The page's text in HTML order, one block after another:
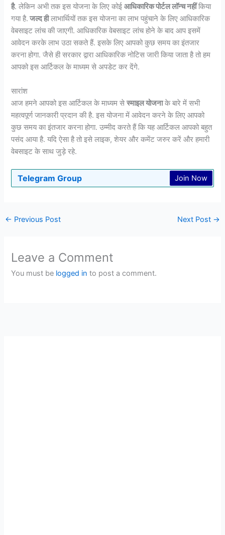
है. लेकिन अभी तक इस योजना के लिए कोईआधिकारिक पोर्टल लॉन्च नहींकिया
गया है. जल्द हीलाभार्थियों तक इस योजना का लाभ पहुंचाने के लिए आधिकारिक
वेबसाइट लांच की जाएगी. आधिकारिक वेबसाइट लांच होने के बाद आप इसमें
आवेदन करके लाभ उठा सकते हैं. इसके लिए आपको कुछ समय का इंतजार
करना होगा. जैसे ही सरकार द्वारा आधिकारिक नोटिस जारी किया जाता है तो हम
आपको इस आर्टिकल के माध्यम से अपडेट कर देंगे.
सारांश
आज हमने आपको इस आर्टिकल के माध्यम सेस्माइल योजनाके बारे में सभी
महत्वपूर्ण जानकारी प्रदान की है. इस योजना में आवेदन करने के लिए आपको
कुछ समय का इंतजार करना होगा. उम्मीद करते हैं कि यह आर्टिकल आपको बहुत
पसंद आया है. यदि ऐसा है तो इसे लाइक, शेयर और कमेंट जरुर करें और हमारी
वेबसाइट के साथ जुड़े रहे.
Telegram Group Join Now
← Previous Post Next Post →
Leave a Comment
You must be logged in to post a comment.